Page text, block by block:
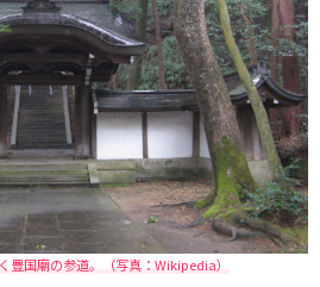
豊国廟の参道。（写真：Wikipedia）